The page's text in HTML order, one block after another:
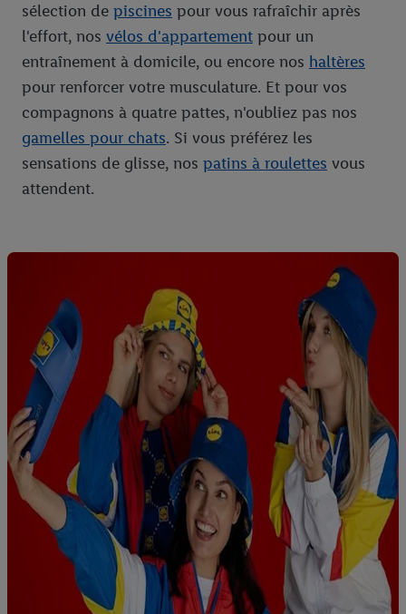
sélection de piscines pour vous rafraîchir après
l'effort, nos vélos d'appartement pour un
entraînement à domicile, ou encore nos haltères
pour renforcer votre musculature. Et pour vos
compagnons à quatre pattes, n'oubliez pas nos
gamelles pour chats. Si vous préférez les
sensations de glisse, nos patins à roulettes vous
attendent.